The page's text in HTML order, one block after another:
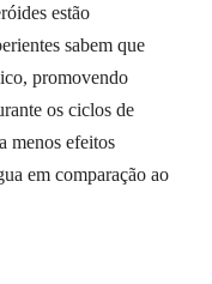
estão
sabem que
promovendo
os ciclos de
menos efeitos
em comparação ao